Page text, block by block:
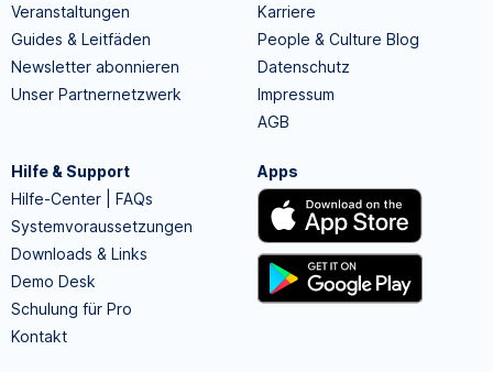
Veranstaltungen
Guides & Leitfäden
Newsletter abonnieren
Unser Partnernetzwerk
Karriere
People & Culture Blog
Datenschutz
Impressum
AGB
Hilfe & Support
Hilfe-Center | FAQs
Systemvoraussetzungen
Downloads & Links
Demo Desk
Schulung für Pro
Kontakt
Apps